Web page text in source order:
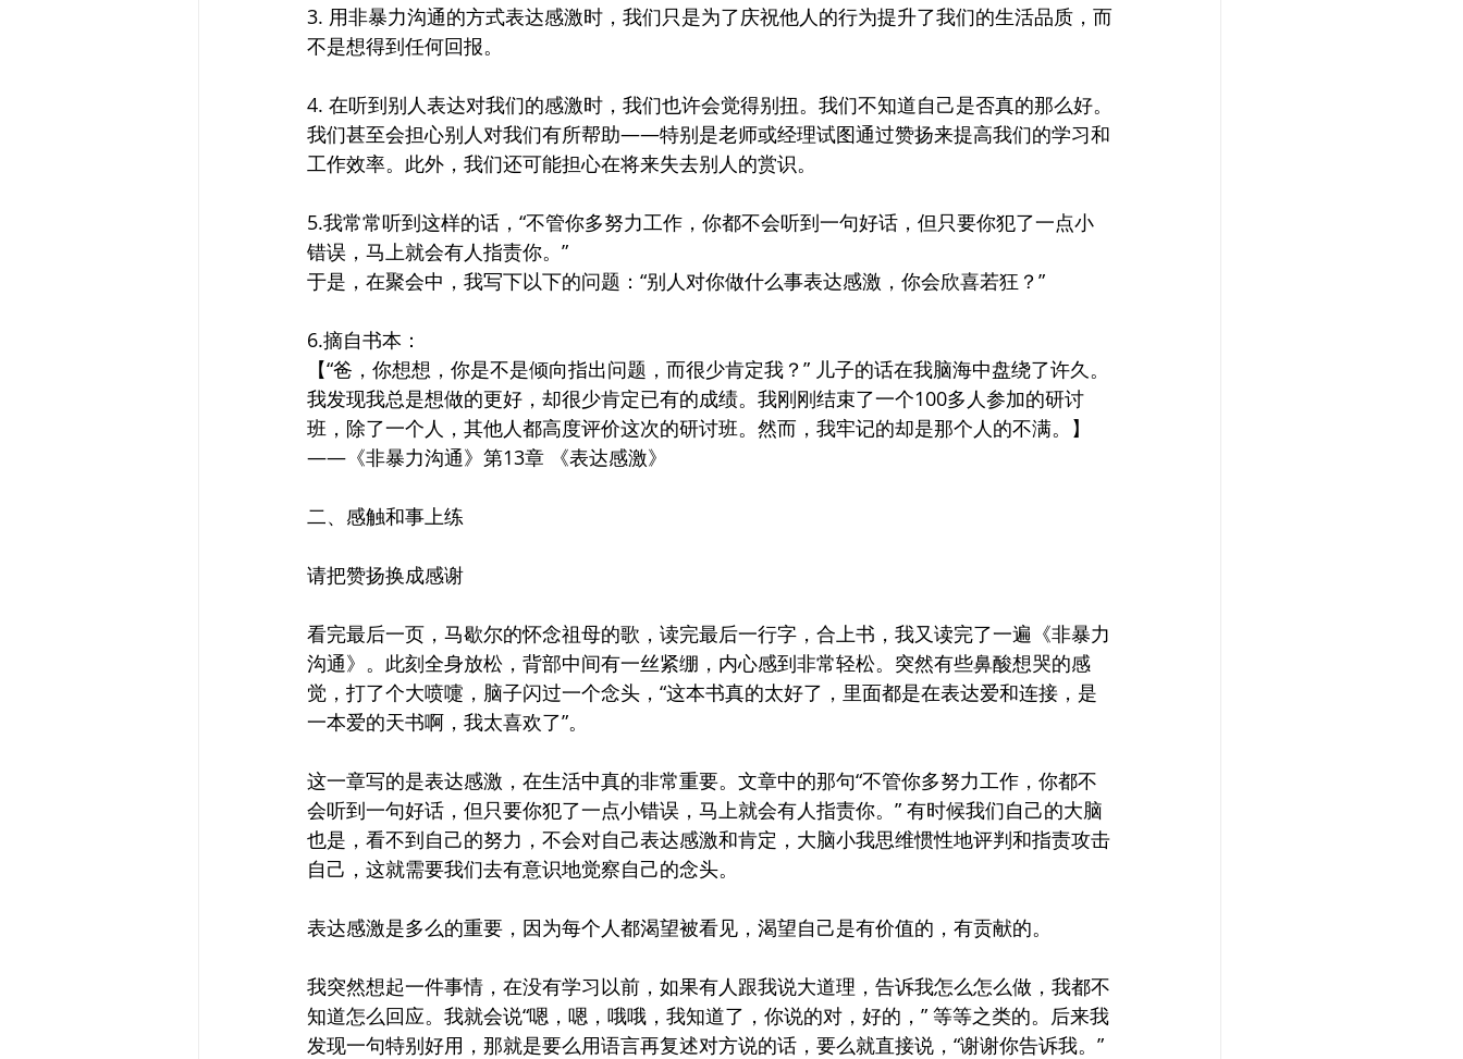
3. 用非暴力沟通的方式表达感激时，我们只是为了庆祝他人的行为提升了我们的生活品质，而
不是想得到任何回报。
4. 在听到别人表达对我们的感激时，我们也许会觉得别扭。我们不知道自己是否真的那么好。
我们甚至会担心别人对我们有所帮助——特别是老师或经理试图通过赞扬来提高我们的学习和
工作效率。此外，我们还可能担心在将来失去别人的赏识。
5.我常常听到这样的话，“不管你多努力工作，你都不会听到一句好话，但只要你犯了一点小
错误，马上就会有人指责你。”
于是，在聚会中，我写下以下的问题：“别人对你做什么事表达感激，你会欣喜若狂？”
6.摘自书本：
【“爸，你想想，你是不是倾向指出问题，而很少肯定我？” 儿子的话在我脑海中盘绕了许久。
我发现我总是想做的更好，却很少肯定已有的成绩。我刚刚结束了一个100多人参加的研讨
班，除了一个人，其他人都高度评价这次的研讨班。然而，我牢记的却是那个人的不满。】
——《非暴力沟通》第13章 《表达感激》
二、感触和事上练
请把赞扬换成感谢
看完最后一页，马歇尔的怀念祖母的歌，读完最后一行字，合上书，我又读完了一遍《非暴力
沟通》。此刻全身放松，背部中间有一丝紧绷，内心感到非常轻松。突然有些鼻酸想哭的感
觉，打了个大喷嚏，脑子闪过一个念头，“这本书真的太好了，里面都是在表达爱和连接，是
一本爱的天书啊，我太喜欢了”。
这一章写的是表达感激，在生活中真的非常重要。文章中的那句“不管你多努力工作，你都不
会听到一句好话，但只要你犯了一点小错误，马上就会有人指责你。” 有时候我们自己的大脑
也是，看不到自己的努力，不会对自己表达感激和肯定，大脑小我思维惯性地评判和指责攻击
自己，这就需要我们去有意识地觉察自己的念头。
表达感激是多么的重要，因为每个人都渴望被看见，渴望自己是有价值的，有贡献的。
我突然想起一件事情，在没有学习以前，如果有人跟我说大道理，告诉我怎么怎么做，我都不
知道怎么回应。我就会说“嗯，嗯，哦哦，我知道了，你说的对，好的，” 等等之类的。后来我
发现一句特别好用，那就是要么用语言再复述对方说的话，要么就直接说，“谢谢你告诉我。”